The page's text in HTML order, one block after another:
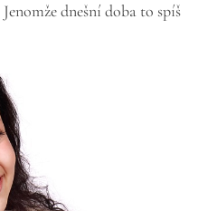
dnešní doba to spíš